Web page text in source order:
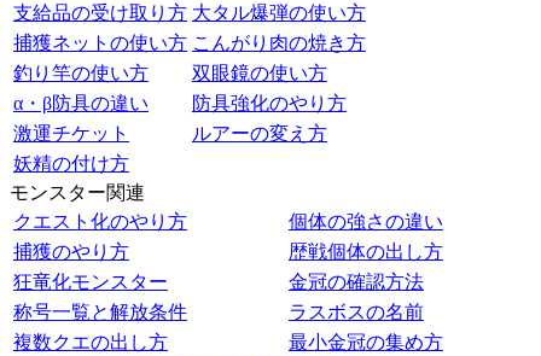
支給品の受け取り方 大タル爆弾の使い方
捕獲ネットの使い方 こんがり肉の焼き方
釣り竿の使い方
双眼鏡の使い方
α・β防具の違い
防具強化のやり方
激運チケット
ルアーの変え方
妖精の付け方
モンスター関連
クエスト化のやり方
個体の強さの違い
捕獲のやり方
歴戦個体の出し方
狂竜化モンスター
金冠の確認方法
称号一覧と解放条件
ラスボスの名前
複数クエの出し方
最小金冠の集め方